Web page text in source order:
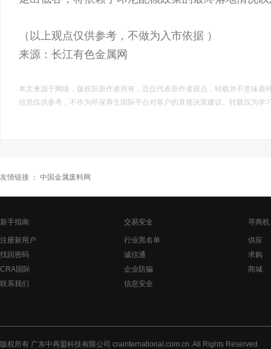
（以上观点仅供参考，不做为入市依据 ）
来源：长江有色金属网
本文来源于网络，版权归原作者所有，且仅代表原作者观点，转载并不意味
信息仅供参考，不作为环保再生国际平台对客户的直接决策建议。转载仅为
友情链接 ： 中国金属废料网
新手指南
注册新用户
找回密码
CRA国际
联系我们
交易安全
行业黑名单
诚信通
企业防骗
信息安全
寻商机
供应
求购
商城
版权所有 广东中再盟科技有限公司 crainternational.com.cn. All Rights Reserved